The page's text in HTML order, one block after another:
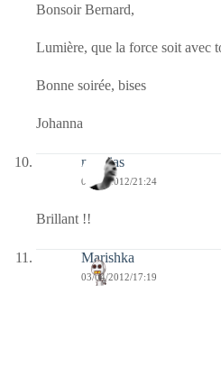
Bonsoir Bernard,
Lumière, que la force soit avec
Bonne soirée, bises
Johanna
mathias
03/04/2012/21:24
Brillant !!
Marishka
03/04/2012/17:19